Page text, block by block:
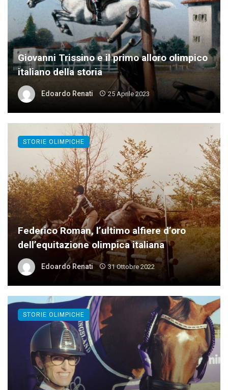
Giovanni Trissino e il primo alloro olimpico
italiano della storia
Edoardo Renati 25 Aprile 2023
Federico Roman, l’ultimo alfiere d’oro
dell’equitazione olimpica italiana
Edoardo Renati 31 Ottobre 2022
STORIE OLIMPICHE
STORIE OLIMPICHE